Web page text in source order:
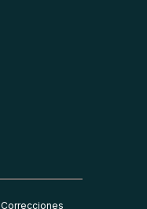
Correcciones